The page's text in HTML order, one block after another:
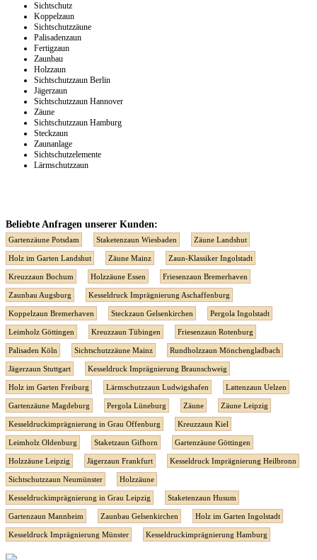
Sichtschutz
Koppelzaun
Sichtschutzzäune
Palisadenzaun
Fertigzaun
Zaunbau
Holzzaun
Sichtschutzzaun Berlin
Jägerzaun
Sichtschutzzaun Hannover
Zäune
Sichtschutzzaun Hamburg
Steckzaun
Zaunanlage
Sichtschutzelemente
Lärmschutzzaun
Beliebte Anfragen unserer Kunden:
Gartenzäune Potsdam Staketenzaun Wiesbaden Zäune Landshut
Holz im Garten Landshut Zäune Mainz Zaun-Klassiker Ingolstadt
Kreuzzaun Bochum Holzzäune Essen Friesenzaun Bremerhaven
Zaunbau Augsburg Kesseldruck Imprägnierung Aschaffenburg
Koppelzaun Bremerhaven Steckzaun Gelsenkirchen Pergola Ingolstadt
Leimholz Göttingen Kreuzzaun Tübingen Friesenzaun Rotenburg
Palisaden Köln Sichtschutzzäune Mainz Rundholzzaun Mönchengladbach
Jägerzaun Stuttgart Kesseldruck Imprägnierung Braunschweig
Holz im Garten Freiburg Lärmschutzzaun Ludwigshafen Lattenzaun Uelzen
Gartenzäune Magdeburg Pergola Lüneburg Zäune Zäune Leipzig
Kesseldruckimprägnierung in Grau Offenburg Kreuzzaun Kiel
Leimholz Oldenburg Staketzaun Gifhorn Gartenzäune Göttingen
Holzzäune Leipzig Jägerzaun Frankfurt Kesseldruck Imprägnierung Heilbronn
Sichtschutzzaun Neumünster Holzzäune
Kesseldruckimprägnierung in Grau Leipzig Staketenzaun Husum
Gartenzaun Mannheim Zaunbau Gelsenkirchen Holz im Garten Ingolstadt
Kesseldruck Imprägnierung Münster Kesseldruckimprägnierung Hamburg